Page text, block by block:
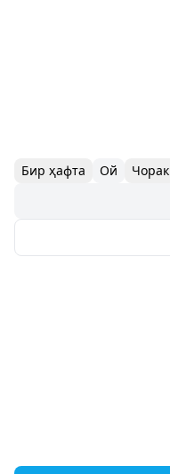
Бир ҳафта Ой Чорак